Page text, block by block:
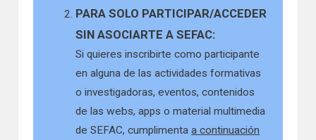
PARA SOLO PARTICIPAR/ACCEDER
SIN ASOCIARTE A SEFAC:
Si quieres inscribirte como participante
en alguna de las actividades formativas
o investigadoras, eventos, contenidos
de las webs, apps o material multimedia
de SEFAC, cumplimentaa continuación